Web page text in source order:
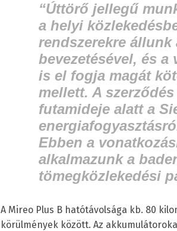
“Úttörő jellegű
a helyi
rendszerekre
bevezetésével, és a
is el fogja magát
mellett. A
futamideje alatt a
Ebben a
alkalmazunk a
tömegközlekedési
A Mireo Plus B hatótávolsága kb. 80
körülmények között. Az